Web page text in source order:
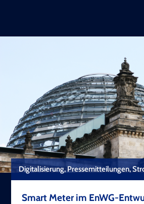
Digitalisierung, Pressemitteilungen,
Smart Meter im EnWG-